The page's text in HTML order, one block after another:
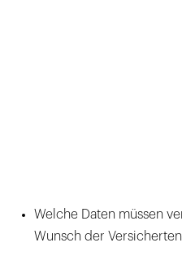
Welche Daten müssen
Wunsch der